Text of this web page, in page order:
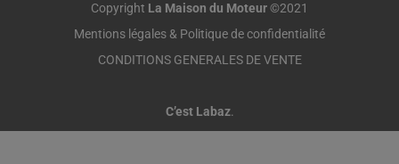
Copyright La Maison du Moteur©2021
Mentions légales & Politique de confidentialité
CONDITIONS GENERALES DE VENTE
C’est Labaz.